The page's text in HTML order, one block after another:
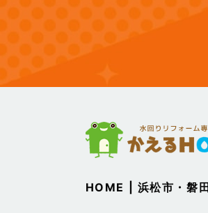
2024年10月 (15)
2024年7月 (17)
2024年6月 (14)
HOME | 浜松市・磐